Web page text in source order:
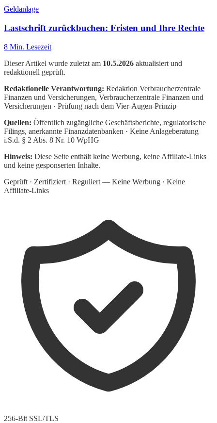
Geldanlage
Lastschrift zurückbuchen: Fristen und Ihre Rechte
8 Min. Lesezeit
Dieser Artikel wurde zuletzt am 10.5.2026 aktualisiert und
redaktionell geprüft.
Redaktionelle Verantwortung: Redaktion Verbraucherzentrale
Finanzen und Versicherungen, Verbraucherzentrale Finanzen und
Versicherungen · Prüfung nach dem Vier-Augen-Prinzip
Quellen: Öffentlich zugängliche Geschäftsberichte, regulatorische
Filings, anerkannte Finanzdatenbanken · Keine Anlageberatung
i.S.d. § 2 Abs. 8 Nr. 10 WpHG
Hinweis: Diese Seite enthält keine Werbung, keine Affiliate-Links
und keine gesponserten Inhalte.
Geprüft · Zertifiziert · Reguliert — Keine Werbung · Keine
Affiliate-Links
256-Bit SSL/TLS